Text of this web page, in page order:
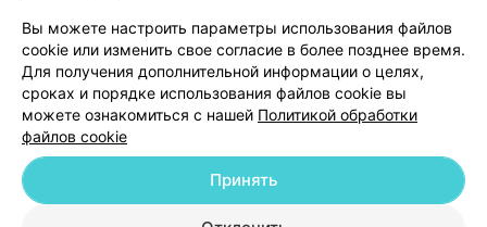
Обработка персональных данных
© 2026 ООО «Артокс Лаб», УНП 191700409
| 220012, Республика Беларусь,
Вы можете настроить параметры использования файлов
cookie или изменить свое согласие в более позднее время.
Для получения дополнительной информации о целях,
сроках и порядке использования файлов cookie вы
можете ознакомиться с нашей Политикой обработки
файлов cookie
Принять